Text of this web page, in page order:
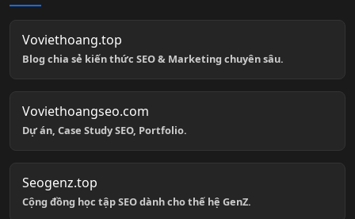
Voviethoang.top
Blog chia sẻ kiến thức SEO & Marketing chuyên sâu.
Voviethoangseo.com
Dự án, Case Study SEO, Portfolio.
Seogenz.top
Cộng đồng học tập SEO dành cho thế hệ GenZ.